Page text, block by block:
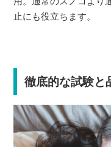
止にも役立ちます。
徹底的な試験と